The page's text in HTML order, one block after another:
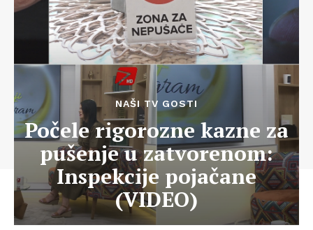
NAŠI TV GOSTI
Počele rigorozne kazne za
pušenje u zatvorenom:
Inspekcije pojačane
(VIDEO)